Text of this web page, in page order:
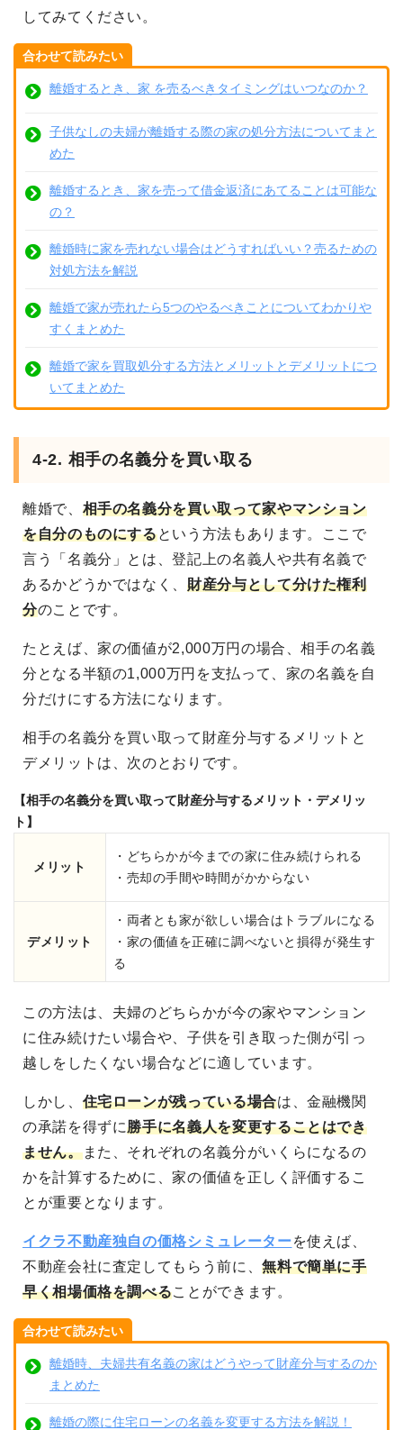
してみてください。
合わせて読みたい
離婚するとき、家 を売るべきタイミングはいつなのか？
子供なしの夫婦が離婚する際の家の処分方法についてまと
めた
離婚するとき、家を売って借金返済にあてることは可能な
の？
離婚時に家を売れない場合はどうすればいい？売るための
対処方法を解説
離婚で家が売れたら5つのやるべきことについてわかりや
すくまとめた
離婚で家を買取処分する方法とメリットとデメリットにつ
いてまとめた
4-2. 相手の名義分を買い取る
離婚で、 相手の名義分を買い取って家やマンション
を自分のものにするという方法もあります。ここで
言う「名義分」とは、登記上の名義人や共有名義で
あるかどうかではなく、財産分与として分けた権利
分のことです。
たとえば、家の価値が2,000万円の場合、相手の名義
分となる半額の1,000万円を支払って、家の名義を自
分だけにする方法になります。
相手の名義分を買い取って財産分与するメリットと
デメリットは、次のとおりです。
【相手の名義分を買い取って財産分与するメリット・デメリッ
ト】
メリット
・どちらかが今までの家に住み続けられる
・売却の手間や時間がかからない
デメリット
・両者とも家が欲しい場合はトラブルになる
・家の価値を正確に調べないと損得が発生す
る
この方法は、夫婦のどちらかが今の家やマンション
に住み続けたい場合や、子供を引き取った側が引っ
越しをしたくない場合などに適しています。
しかし、 住宅ローンが残っている場合は、金融機関
の承諾を得ずに勝手に名義人を変更することはでき
ません。また、それぞれの名義分がいくらになるの
かを計算するために、家の価値を正しく評価するこ
とが重要となります。
イクラ不動産独自の価格シミュレーターを使えば、
不動産会社に査定してもらう前に、無料で簡単に手
早く相場価格を調べることができます。
合わせて読みたい
離婚時、夫婦共有名義の家はどうやって財産分与するのか
まとめた
離婚の際に住宅ローンの名義を変更する方法を解説！